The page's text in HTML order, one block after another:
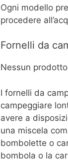
Ogni modello
procedere
Fornelli da
Nessun
I fornelli da
campeggiare
avere a
una miscela
bombolette o
bombola o la